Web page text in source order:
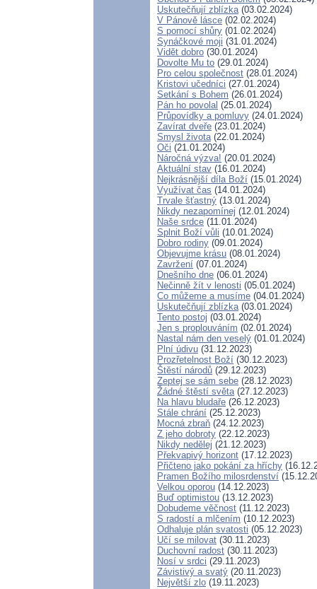
Uskutečňují zblízka(03.02.2024)
V Pánově lásce (02.02.2024)
S pomocí shůry (01.02.2024)
Synáčkové moji (31.01.2024)
Vidět dobro (30.01.2024)
Dovolte Mu to (29.01.2024)
Pro celou společnost (28.01.2024)
Kristovi učedníci (27.01.2024)
Setkání s Bohem (26.01.2024)
Pán ho povolal (25.01.2024)
Průpovídky a pomluvy (24.01.2024)
Zavírat dveře (23.01.2024)
Smysl života(22.01.2024)
Oči (21.01.2024)
Náročná výzva! (20.01.2024)
Aktuální stav (16.01.2024)
Nejkrásnější díla Boží (15.01.2024)
Využívat čas (14.01.2024)
Trvale šťastný (13.01.2024)
Nikdy nezapomínej (12.01.2024)
Naše srdce (11.01.2024)
Splnit Boží vůli (10.01.2024)
Dobro rodiny (09.01.2024)
Objevujme krásu (08.01.2024)
Zavržení (07.01.2024)
Dnešního dne (06.01.2024)
Nečinně žít v lenosti (05.01.2024)
Co můžeme a musíme (04.01.2024)
Uskutečňují zblízka(03.01.2024)
Tento postoj (03.01.2024)
Jen s proplouváním (02.01.2024)
Nastal nám den veselý (01.01.2024)
Plní údivu (31.12.2023)
Prozřetelnost Boží (30.12.2023)
Štěstí národů (29.12.2023)
Zeptej se sám sebe (28.12.2023)
Žádné štěstí světa(27.12.2023)
Na hlavu bludaře (26.12.2023)
Stále chrání (25.12.2023)
Mocná zbraň (24.12.2023)
Z jeho dobroty (22.12.2023)
Nikdy nedělej (21.12.2023)
Překvapivý horizont (17.12.2023)
Přičteno jako pokání za hříchy
Pramen Božího milosrdenství
Velkou oporou (14.12.2023)
Buď optimistou (13.12.2023)
Dobudeme věčnost (11.12.2023)
S radostí a mlčením (10.12.2023)
Odhaluje plán svatosti (05.12.2023)
Učí se milovat (30.11.2023)
Duchovní radost (30.11.2023)
Nosí v srdci (29.11.2023)
Závistivý a svatý (20.11.2023)
Největší zlo (19.11.2023)